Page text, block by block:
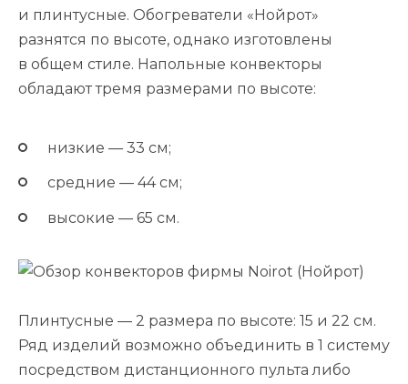
и плинтусные. Обогреватели «Нойрот»
разнятся по высоте, однако изготовлены
в общем стиле. Напольные конвекторы
обладают тремя размерами по высоте:
низкие — 33 см;
средние — 44 см;
высокие — 65 см.
Плинтусные — 2 размера по высоте: 15 и 22 см.
Ряд изделий возможно объединить в 1 систему
посредством дистанционного пульта либо